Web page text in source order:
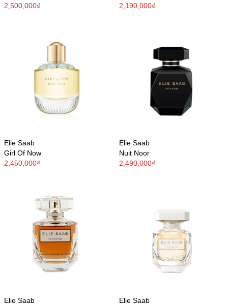
2,500,000₫
2,190,000₫
Elie Saab
Girl Of Now
2,450,000₫
Elie Saab
Nuit Noor
2,490,000₫
Elie Saab
Elie Saab